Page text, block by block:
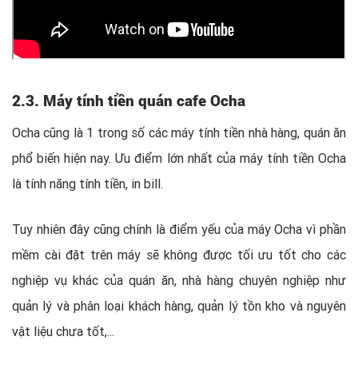
2.3. Máy tính tiền quán cafe Ocha
Ocha cũng là 1 trong số các máy tính tiền nhà hàng, quán ăn
phổ biến hiện nay. Ưu điểm lớn nhất của máy tính tiền Ocha
là tính năng tính tiền, in bill.
Tuy nhiên đây cũng chính là điểm yếu của máy Ocha vì phần
mềm cài đặt trên máy sẽ không được tối ưu tốt cho các
nghiệp vụ khác của quán ăn, nhà hàng chuyên nghiệp như
quản lý và phân loại khách hàng, quản lý tồn kho và nguyên
vật liệu chưa tốt,...